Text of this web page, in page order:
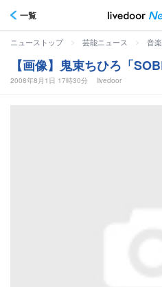
一覧
ニューストップ > 芸能ニュース > 音
【画像】鬼束ちひろ「
2008年8月1日 17時30分 livedoor